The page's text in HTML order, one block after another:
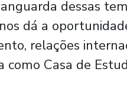
dessas
dá a
relações
como Casa de